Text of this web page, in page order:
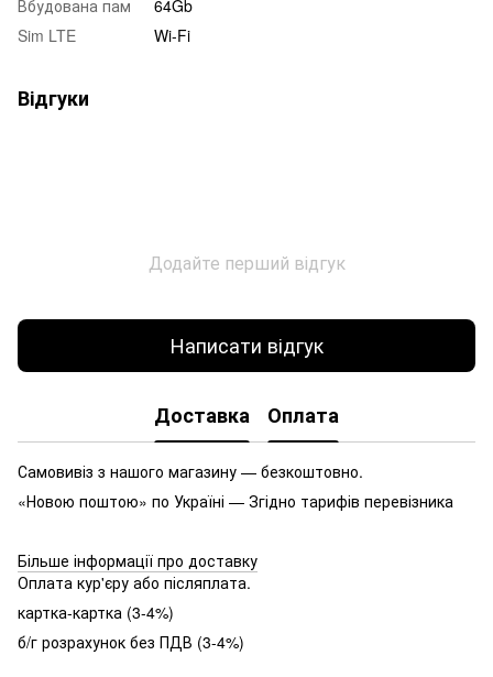
Вбудована пам
64Gb
Sim LTE
Wi-Fi
Відгуки
Додайте перший відгук
Написати відгук
Доставка Оплата
Самовивіз з нашого магазину — безкоштовно.
«Новою поштою» по Україні — Згідно тарифів перевізника
Більше інформації про доставку
Оплата кур'єру або післяплата.
картка-картка (3-4%)
б/г розрахунок без ПДВ (3-4%)